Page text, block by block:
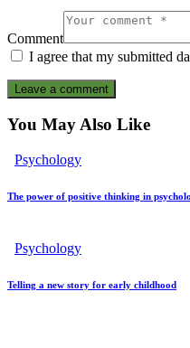
Comment
I agree that my submitted
You May Also Like
Psychology
The power of positive thinking in
Psychology
Telling a new story for early childhood